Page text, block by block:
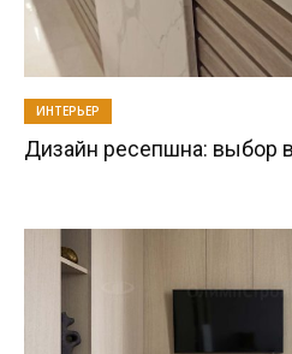
ИНТЕРЬЕР
Дизайн ресепшна: выбор